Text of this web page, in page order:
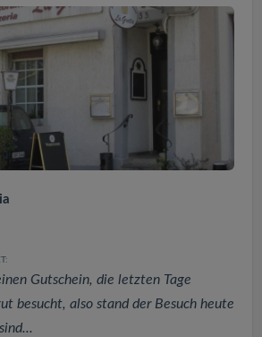
Gutschein, die letzten Tage
besucht, also stand der Besuch heute